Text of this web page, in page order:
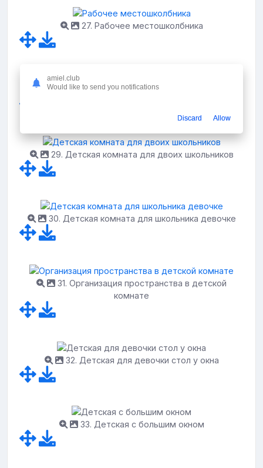
27. Рабочее местошколбника
28. Стол в детскую комнату
29. Детская комната для двоих школьников
30. Детская комната для школьника девочке
31. Организация пространства в детской
комнате
32. Детская для девочки стол у окна
33. Детская с большим окном
amiel.club
Would like to send you notifications
Discard Allow